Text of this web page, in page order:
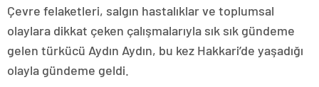
Çevre felaketleri, salgın hastalıklar ve toplumsal
olaylara dikkat çeken çalışmalarıyla sık sık gündeme
gelen türkücü Aydın Aydın, bu kez Hakkari’de yaşadığı
olayla gündeme geldi.